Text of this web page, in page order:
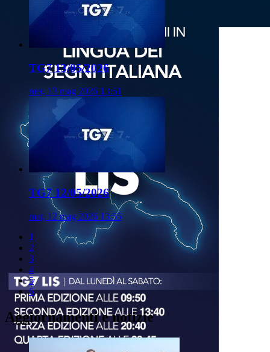
TG7 13/05/2026
mer, 13 mag 2026 13:51
TG7 12/05/2026
mar, 12 mag 2026 13:55
1
2
3
4
5
6
Aggiornamenti e notizie